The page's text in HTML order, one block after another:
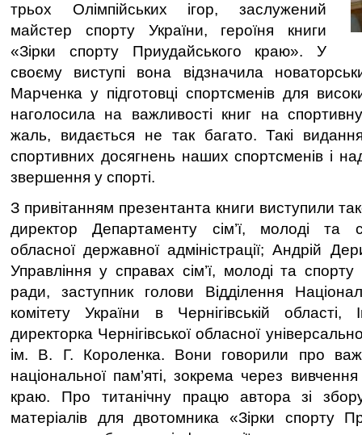
трьох Олімпійських ігор, заслужений
майстер спорту України, героїня книги
«Зірки спорту Приудайського краю». У
своєму виступі вона відзначила
Марченка у підготовці спортсменів для
наголосила на важливості книг на
жаль, видається не так багато. Такі видання
спортивних досягнень наших спортсменів і
звершення у спорті.
З привітанням презентанта книги виступили
директор Департаменту сім’ї, молоді та
обласної державної адміністрації; Андрій
Управління у справах сім’ї, молоді та спорту
ради, заступник голови Відділення
комітету України в Чернігівській
директорка Чернігівської обласної
ім. В. Г. Короленка. Вони говорили про
національної пам’яті, зокрема через вивчення
краю. Про титанічну працю автора зі
матеріалів для двотомника «Зірки спорту